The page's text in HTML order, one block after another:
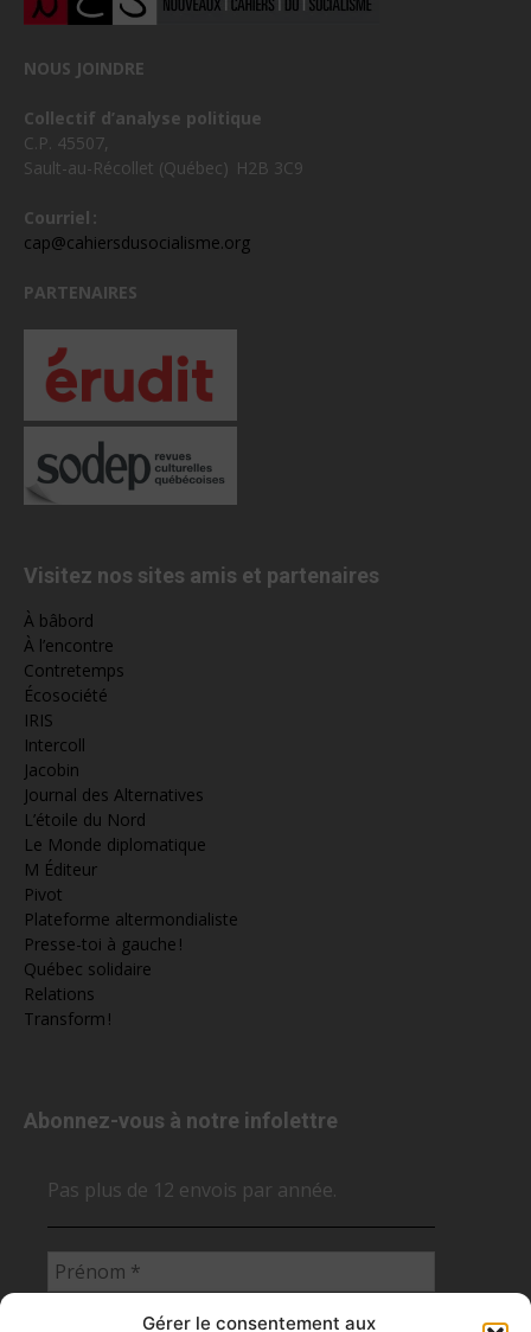
Gérer le consentement aux
NOUS JOINDRE
Collectif d’analyse politique
C.P. 45507,
Sault-au-Récollet (Québec) H2B 3C9
Courriel :
cap@cahiersdusocialisme.org
PARTENAIRES
Visitez nos sites amis et partenaires
À bâbord
À l’encontre
Contretemps
Écosociété
IRIS
Intercoll
Jacobin
Journal des Alternatives
L’étoile du Nord
Le Monde diplomatique
M Éditeur
Pivot
Plateforme altermondialiste
Presse-toi à gauche !
Québec solidaire
Relations
Transform !
Abonnez-vous à notre infolettre
Pas plus de 12 envois par année.